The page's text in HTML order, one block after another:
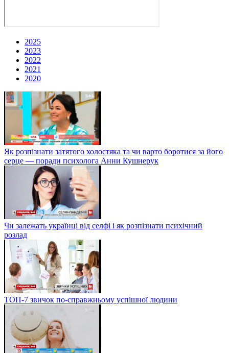
2025
2023
2022
2021
2020
Як розпізнати затятого холостяка та чи варто боротися за його
серце — поради психолога Анни Кушнерук
Чи залежать українці від селфі і як розпізнати психічний
розлад
ТОП-7 звичок по-справжньому успішної людини